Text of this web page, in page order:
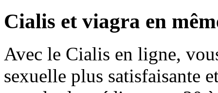
Cialis et viagra en
Avec le Cialis en ligne,
sexuelle plus satisfaisante